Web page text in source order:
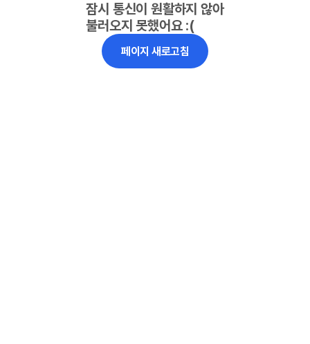
잠시 통신이 원활하지 않아
불러오지 못했어요 :(
페이지 새로고침